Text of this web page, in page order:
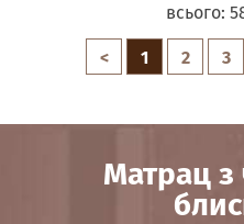
всього:
< 1 2 3
Матрац з